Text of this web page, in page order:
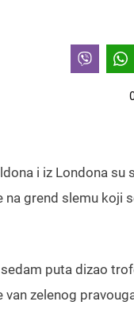
i iz Londona
grend slemu koji
puta dizao
zelenog